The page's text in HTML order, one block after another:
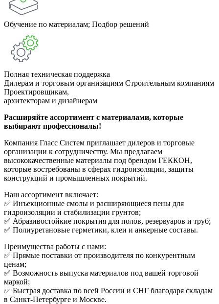
Обучение по материалам; Подбор решений
Полная техническая поддержка
Дилерам и торговым организациям Строительным компаниям
Проектировщикам,
архитекторам и дизайнерам
Расширяйте ассортимент с материалами, которые
выбирают профессионалы!
Компания Гласс Систем приглашает дилеров и торговые
организации к сотрудничеству. Мы предлагаем
высококачественные материалы под брендом ГЕККОН,
которые востребованы в сферах гидроизоляции, защиты
конструкций и промышленных покрытий.
Наш ассортимент включает:
✅ Инъекционные смолы и расширяющиеся пены для
гидроизоляции и стабилизации грунтов;
✅ Абразивостойкие покрытия для полов, резервуаров и труб;
✅ Полиуретановые герметики, клеи и анкерные составы.
Преимущества работы с нами:
✅ Прямые поставки от производителя по конкурентным
ценам;
✅ Возможность выпуска материалов под вашей торговой
маркой;
✅ Быстрая доставка по всей России и СНГ благодаря складам
в Санкт-Петербурге и Москве.